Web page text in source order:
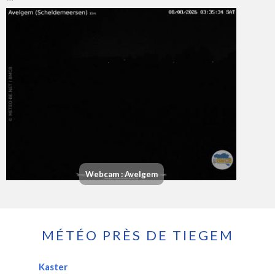
Webcam : Avelgem
MÉTÉO PRÈS DE TIEGEM
Kaster